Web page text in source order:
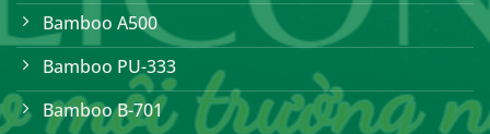
Bamboo A500
Bamboo PU-333
Bamboo B-701